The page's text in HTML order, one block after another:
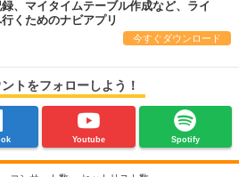
、マイタイムテーブル作成など、ライ
くためのナビアプリ
今すぐダウンロード
トをフォローしよう！
Youtube Spotify